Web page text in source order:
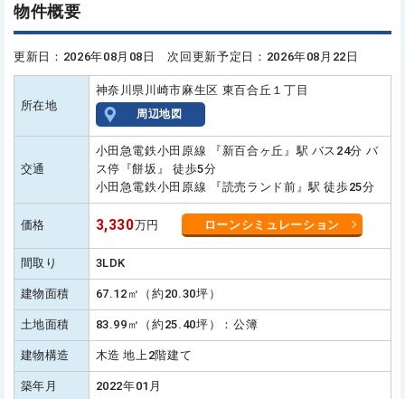
物件概要
更新日：2026年08月08日 次回更新予定日：2026年08月22日
所在地
神奈川県川崎市麻生区 東百合丘１丁目
周辺地図
交通
小田急電鉄小田原線 『新百合ヶ丘』駅 バス24分 バ
ス停『餅坂』 徒歩5分
小田急電鉄小田原線 『読売ランド前』駅 徒歩25分
価格 3,330万円 ローンシミュレーション
間取り 3LDK
建物面積 67.12㎡（約20.30坪）
土地面積 83.99㎡（約25.40坪）：公簿
建物構造 木造 地上2階建て
築年月 2022年01月